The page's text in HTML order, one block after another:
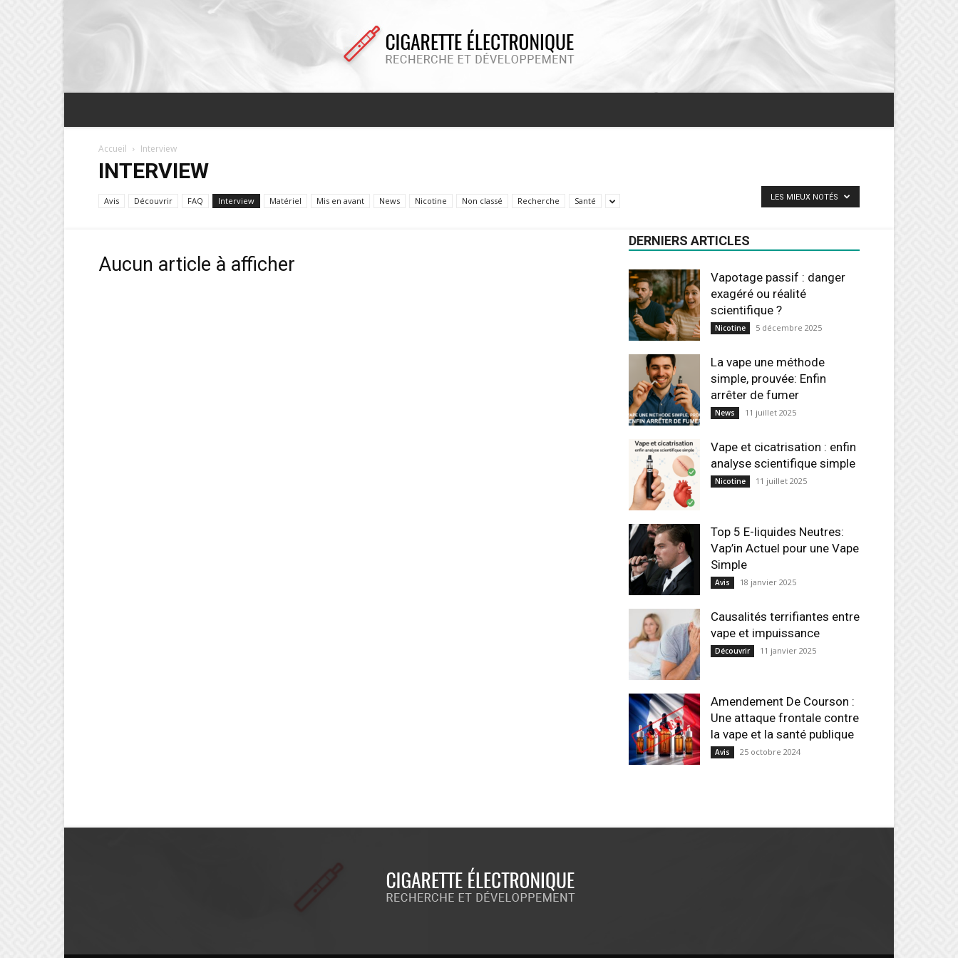
Cigarette
Accueil Interview
INTERVIEW
Avis Découvrir FAQ Interview Matériel Mis en avant News Nicotine Non classé Recherche Santé LES MIEUX NOTÉS
Aucun article à afficher
DERNIERS ARTICLES
Vapotage passif : danger
exagéré ou réalité
scientifique ?
Nicotine 5 décembre 2025
La vape une méthode
simple, prouvée: Enfin
arrêter de fumer
News 11 juillet 2025
Vape et cicatrisation : enfin
analyse scientifique simple
Nicotine 11 juillet 2025
Top 5 E-liquides Neutres:
Vap’in Actuel pour une Vape
Simple
Avis 18 janvier 2025
Causalités terrifiantes entre
vape et impuissance
Découvrir 11 janvier 2025
Amendement De Courson :
Une attaque frontale contre
la vape et la santé publique
Avis 25 octobre 2024